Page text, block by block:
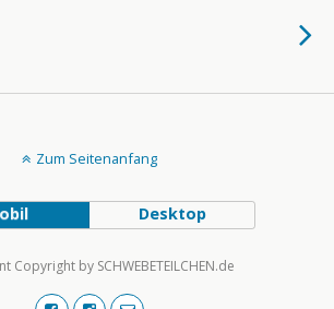
Zum Seitenanfang
Desktop
Copyright by SCHWEBETEILCHEN.de